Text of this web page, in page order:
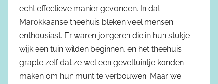
echt effectieve manier gevonden. In dat
Marokkaanse theehuis bleken veel mensen
enthousiast. Er waren jongeren die in hun stukje
wijk een tuin wilden beginnen, en het theehuis
grapte zelf dat ze wel een geveltuintje konden
maken om hun munt te verbouwen. Maar we